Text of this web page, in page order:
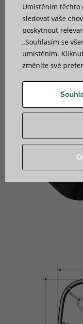
pro instalace na
Umístěním těchto
sledovat vaše
poskytnout
„Souhlasím se
umístěním.
změníte své